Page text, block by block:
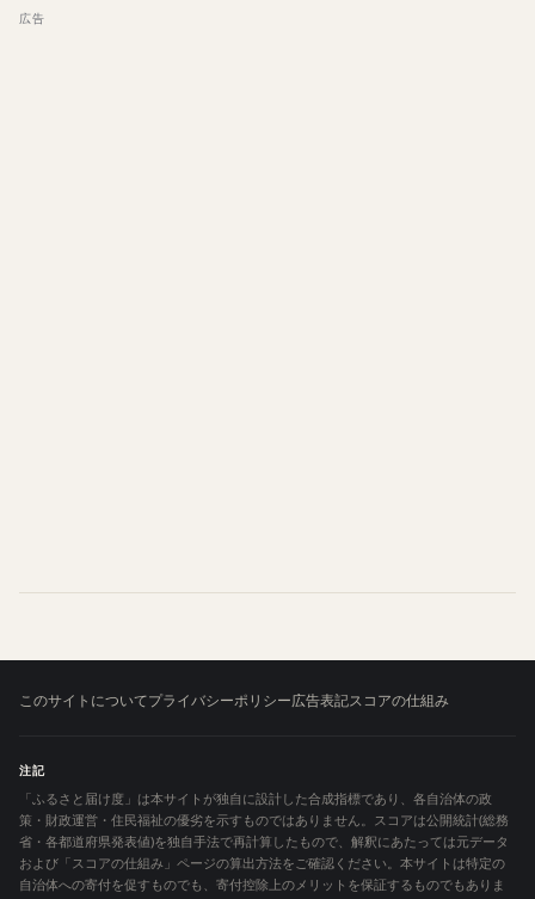
広告
このサイトについてプライバシーポリシー広告表記スコアの仕組み
注記
「ふるさと届け度」は本サイトが独自に設計した合成指標であり、各自治体の政
策・財政運営・住民福祉の優劣を示すものではありません。スコアは公開統計(総務
省・各都道府県発表値)を独自手法で再計算したもので、解釈にあたっては元データ
および「スコアの仕組み」ページの算出方法をご確認ください。本サイトは特定の
自治体への寄付を促すものでも、寄付控除上のメリットを保証するものでもありま